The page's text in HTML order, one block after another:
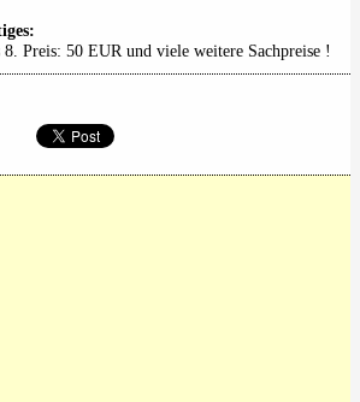
8. Preis: 50 EUR und viele weitere Sachpreise !